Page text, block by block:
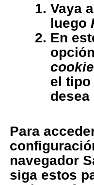
Vaya a
luego
En
opción
el tipo
desea
Para
navegador
siga estos